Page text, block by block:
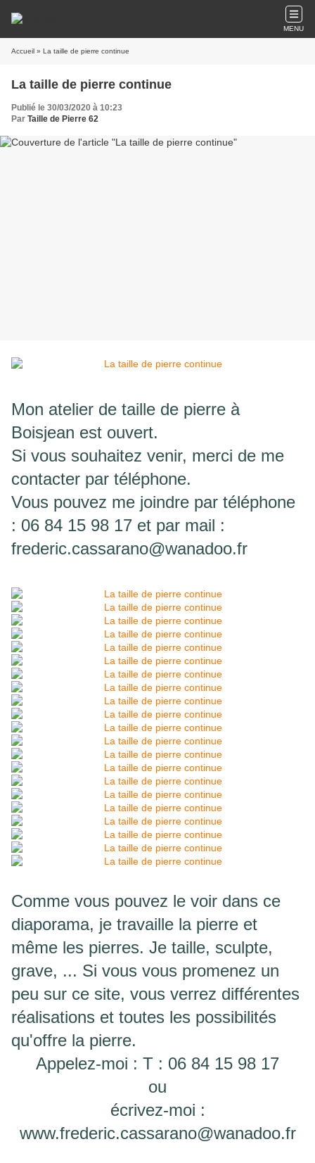
MENU
Accueil » La taille de pierre continue
La taille de pierre continue
Publié le 30/03/2020 à 10:23
Par Taille de Pierre 62
Mon atelier de taille de pierre à
Boisjean est ouvert.
Si vous souhaitez venir, merci de me
contacter par téléphone.
Vous pouvez me joindre par téléphone
: 06 84 15 98 17 et par mail :
frederic.cassarano@wanadoo.fr
Comme vous pouvez le voir dans ce
diaporama, je travaille la pierre et
même les pierres. Je taille, sculpte,
grave, ... Si vous vous promenez un
peu sur ce site, vous verrez différentes
réalisations et toutes les possibilités
qu'offre la pierre.
Appelez-moi : T : 06 84 15 98 17
ou
écrivez-moi :
www.frederic.cassarano@wanadoo.fr